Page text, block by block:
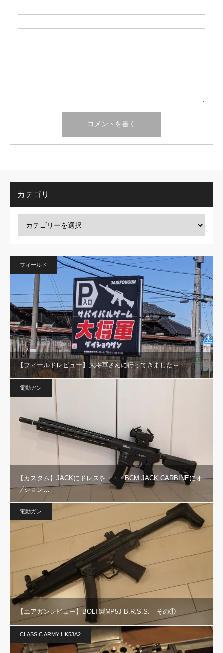
カテゴリ
フィールド
【フィールドレビュー】大将軍さんに行ってきました～
電動ガン
【カスタム】JACKにドレスを・・・BCM JACK CARBINEにオ
プション…
電動ガン
【エアガンレビュー】BOLT製MP5J B.R.S.S. その①
CLASSIC ARMY HK53A2